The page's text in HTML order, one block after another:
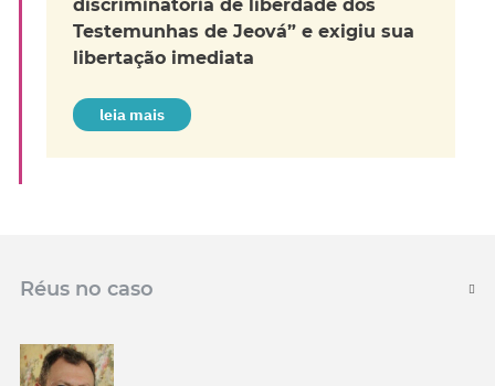
discriminatória de liberdade dos
Testemunhas de Jeová” e exigiu sua
libertação imediata
leia mais
Réus no caso